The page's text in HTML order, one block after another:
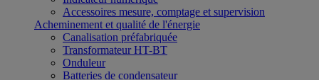
Accessoires mesure, comptage et supervision
Acheminement et qualité de l'énergie
Canalisation préfabriquée
Transformateur HT-BT
Onduleur
Batteries de condensateur